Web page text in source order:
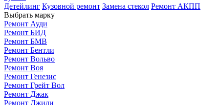
Детейлинг Кузовной ремонт Замена стекол Ремонт АКПП
Выбрать марку
Ремонт Ауди
Ремонт БИД
Ремонт БМВ
Ремонт Бентли
Ремонт Вольво
Ремонт Воя
Ремонт Генезис
Ремонт Грейт Вол
Ремонт Джак
Ремонт Джили